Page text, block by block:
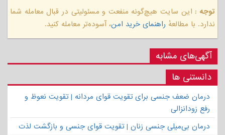
توجه : این سایت هیچ‌گونه منفعت و مسئولیتی در قبال معامله شما
ندارد. با مطالعهٔ راهنمای خرید امن، آسوده‌تر معامله کنید.
آگهی‌های مشابه
دانستنی ها
درمان ضعف جنسی برای تقویت قوای مردانه | تقویت نعوظ و
رفع زودانزالی
درمان بی‌میلی جنسی زنان | تقویت قوای جنسی و بازگشت لذت